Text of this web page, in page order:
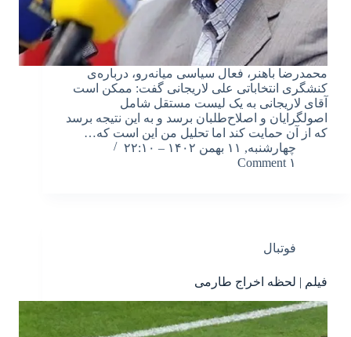
محمدرضا باهنر، فعال سیاسی میانه‌رو، درباره‌ی
کنشگری انتخاباتی علی لاریجانی گفت: ممکن است
آقای لاریجانی به یک لیست مستقل شامل
اصولگرایان و اصلاح‌طلبان برسد و به این نتیجه برسد
که از آن حمایت کند اما تحلیل من این است که…
چهارشنبه, ۱۱ بهمن ۱۴۰۲ – ۲۲:۱۰
۱ Comment
فوتبال
فیلم | لحظه اخراج طارمی